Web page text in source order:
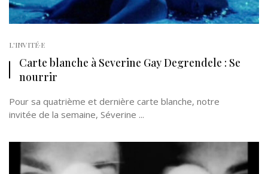
L'INVITÉ·E
Carte blanche à Severine Gay Degrendele : Se
nourrir
Pour sa quatrième et dernière carte blanche, notre
invitée de la semaine, Séverine ...